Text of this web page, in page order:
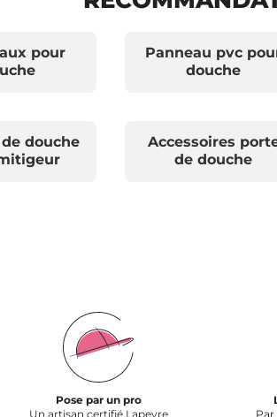
pour
Panneau pvc
douche
douche
Accessoires
de douche
Pose par un pro
Un artisan certifié Lapeyre